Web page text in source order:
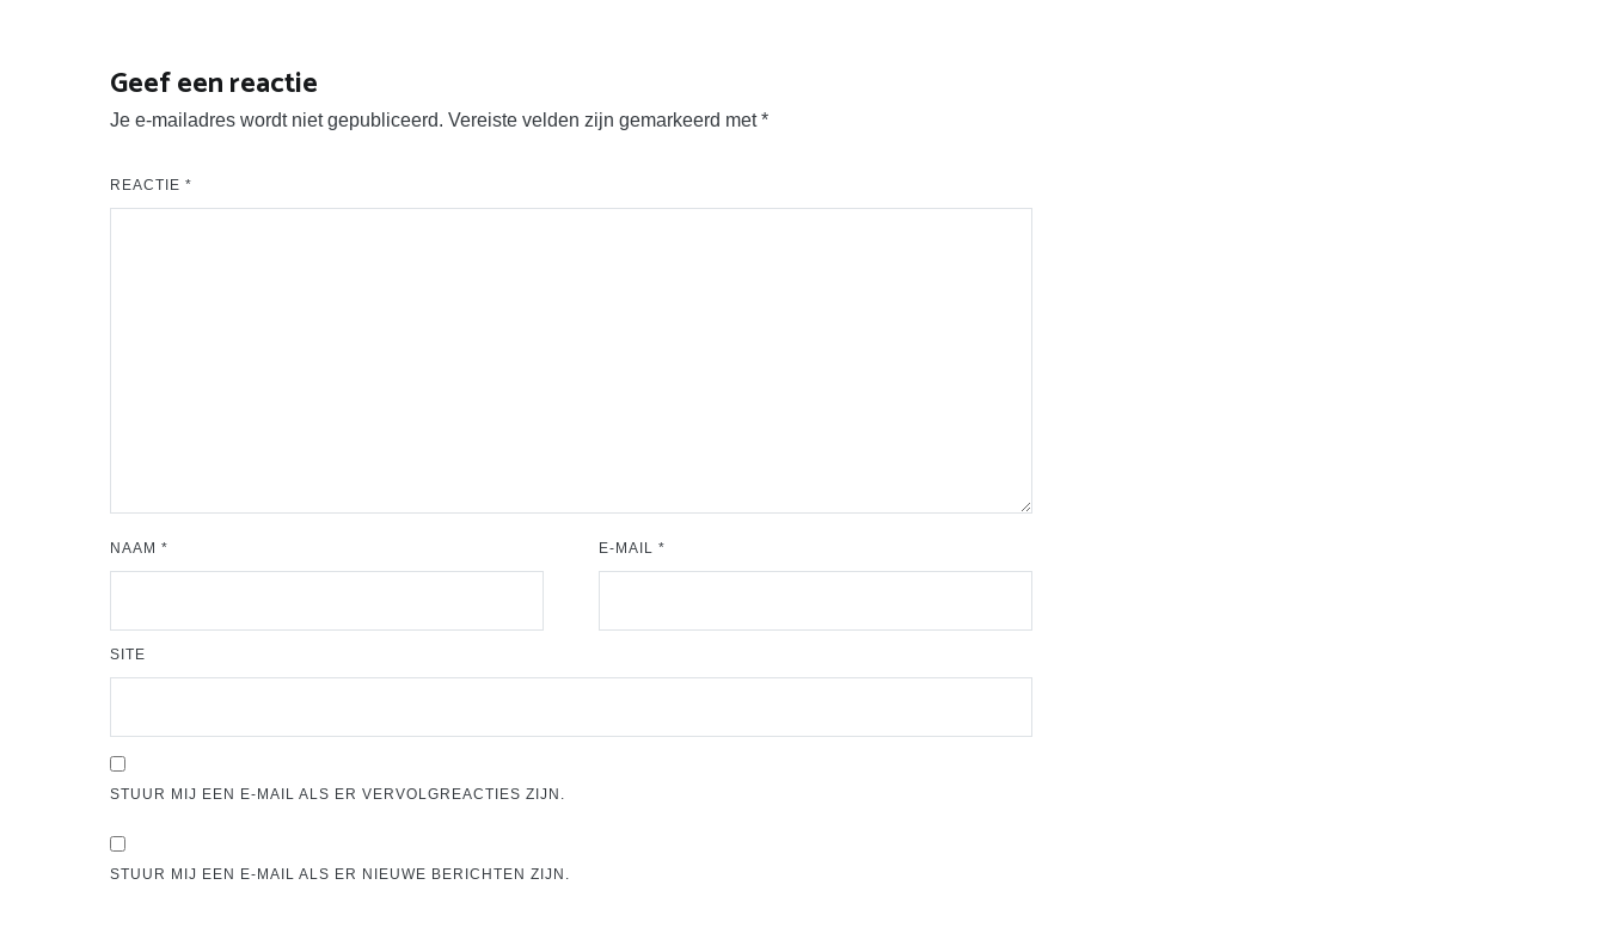
Geef een reactie
Je e-mailadres wordt niet gepubliceerd. Vereiste velden zijn gemarkeerd met*
REACTIE *
NAAM * E-MAIL*
SITE
STUUR MIJ EEN E-MAIL ALS ER VERVOLGREACTIES ZIJN.
STUUR MIJ EEN E-MAIL ALS ER NIEUWE BERICHTEN ZIJN.